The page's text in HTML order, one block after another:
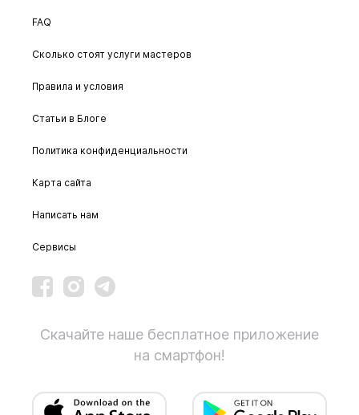
FAQ
Сколько стоят услуги мастеров
Правила и условия
Статьи в Блоге
Политика конфиденциальности
Карта сайта
Написать нам
Сервисы
Скачайте наше бесплатное приложение
на смартфон!